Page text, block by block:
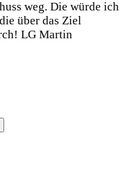
weg. Die würde ich
über das Ziel
LG Martin